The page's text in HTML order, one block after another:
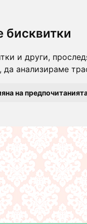
бисквитки
и други,
анализираме
на